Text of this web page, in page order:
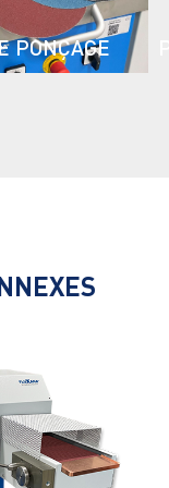
PONÇAGE